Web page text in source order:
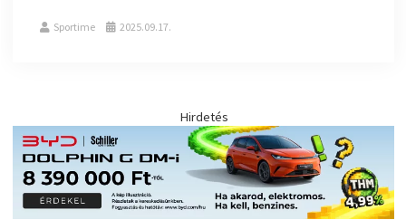
Sportime 2025.09.17.
Hirdetés